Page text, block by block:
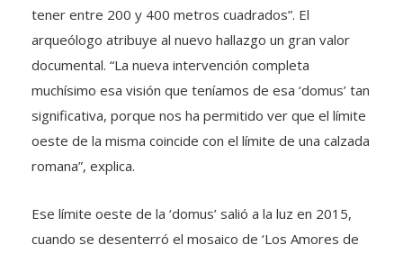
tener entre 200 y 400 metros cuadrados”. El
arqueólogo atribuye al nuevo hallazgo un gran valor
documental. “La nueva intervención completa
muchísimo esa visión que teníamos de esa ‘domus’ tan
significativa, porque nos ha permitido ver que el límite
oeste de la misma coincide con el límite de una calzada
romana”, explica.
Ese límite oeste de la ‘domus’ salió a la luz en 2015,
cuando se desenterró el mosaico de ‘Los Amores de